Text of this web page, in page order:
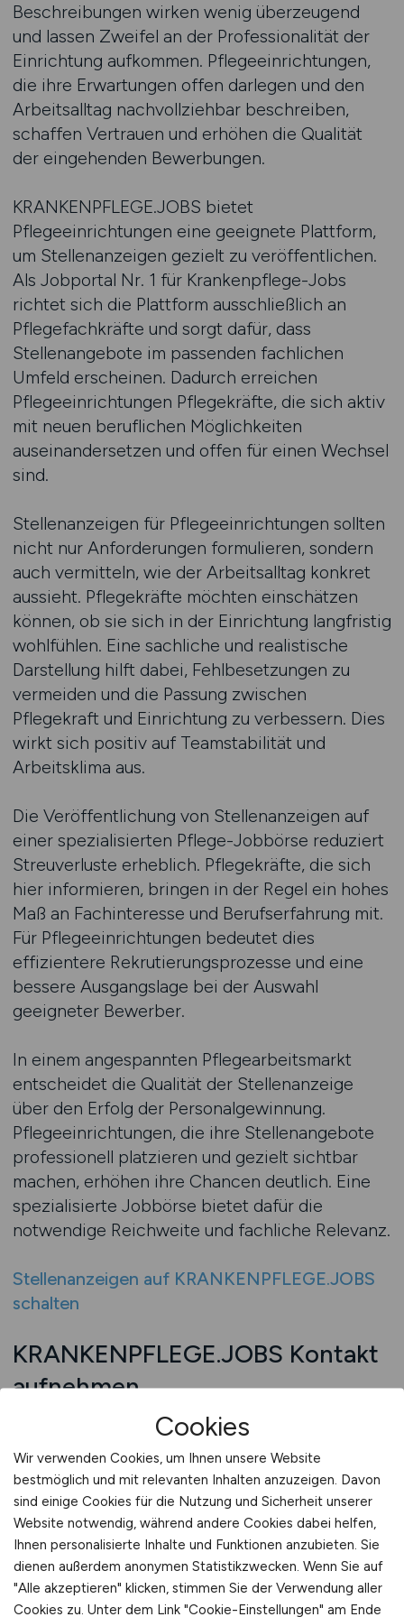
Beschreibungen wirken wenig überzeugend
und lassen Zweifel an der Professionalität der
Einrichtung aufkommen. Pflegeeinrichtungen,
die ihre Erwartungen offen darlegen und den
Arbeitsalltag nachvollziehbar beschreiben,
schaffen Vertrauen und erhöhen die Qualität
der eingehenden Bewerbungen.
KRANKENPFLEGE.JOBS bietet
Pflegeeinrichtungen eine geeignete Plattform,
um Stellenanzeigen gezielt zu veröffentlichen.
Als Jobportal Nr. 1 für Krankenpflege-Jobs
richtet sich die Plattform ausschließlich an
Pflegefachkräfte und sorgt dafür, dass
Stellenangebote im passenden fachlichen
Umfeld erscheinen. Dadurch erreichen
Pflegeeinrichtungen Pflegekräfte, die sich aktiv
mit neuen beruflichen Möglichkeiten
auseinandersetzen und offen für einen Wechsel
sind.
Stellenanzeigen für Pflegeeinrichtungen sollten
nicht nur Anforderungen formulieren, sondern
auch vermitteln, wie der Arbeitsalltag konkret
aussieht. Pflegekräfte möchten einschätzen
können, ob sie sich in der Einrichtung langfristig
wohlfühlen. Eine sachliche und realistische
Darstellung hilft dabei, Fehlbesetzungen zu
vermeiden und die Passung zwischen
Pflegekraft und Einrichtung zu verbessern. Dies
wirkt sich positiv auf Teamstabilität und
Arbeitsklima aus.
Die Veröffentlichung von Stellenanzeigen auf
einer spezialisierten Pflege-Jobbörse reduziert
Streuverluste erheblich. Pflegekräfte, die sich
hier informieren, bringen in der Regel ein hohes
Maß an Fachinteresse und Berufserfahrung mit.
Für Pflegeeinrichtungen bedeutet dies
effizientere Rekrutierungsprozesse und eine
bessere Ausgangslage bei der Auswahl
geeigneter Bewerber.
In einem angespannten Pflegearbeitsmarkt
entscheidet die Qualität der Stellenanzeige
über den Erfolg der Personalgewinnung.
Pflegeeinrichtungen, die ihre Stellenangebote
professionell platzieren und gezielt sichtbar
machen, erhöhen ihre Chancen deutlich. Eine
spezialisierte Jobbörse bietet dafür die
notwendige Reichweite und fachliche Relevanz.
Stellenanzeigen auf KRANKENPFLEGE.JOBS
schalten
KRANKENPFLEGE.JOBS Kontakt
aufnehmen
Die Gewinnung von Pflegekräften ist für
die strategisches Vorgehen erfordert. Viele
Einrichtungen stehen unter hohem Druck,
offene Stellen schnell zu besetzen, um den
laufenden Betrieb sicherzustellen. Gleichzeitig
zeigt die Praxis, dass kurzfristige Lösungen
nicht immer nachhaltig sind.
Cookies
Wir verwenden Cookies, um Ihnen unsere Website
bestmöglich und mit relevanten Inhalten anzuzeigen. Davon
sind einige Cookies für die Nutzung und Sicherheit unserer
Website notwendig, während andere Cookies dabei helfen,
Ihnen personalisierte Inhalte und Funktionen anzubieten. Sie
dienen außerdem anonymen Statistikzwecken. Wenn Sie auf
"Alle akzeptieren" klicken, stimmen Sie der Verwendung aller
Cookies zu. Unter dem Link "Cookie-Einstellungen" am Ende